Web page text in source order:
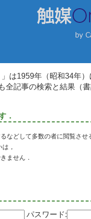
は1959年（昭和34年
全記事の検索と結果（
．
などして多数の者に閲覧させ
，
ません．
パスワード: